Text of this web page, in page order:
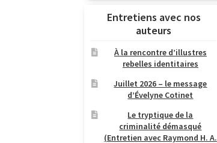
Entretiens avec nos
auteurs
À la rencontre d’illustres
rebelles identitaires
Juillet 2026 – le message
d’Évelyne Cotinet
Le tryptique de la
criminalité démasqué
(Entretien avec Raymond H. A.